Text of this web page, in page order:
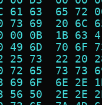
61 63  65 72
73 69  20 6C
00 0B  1B 63
49 6D  70 6F
25 73  22 20
72 65  73 73
69 6F  6E 2E
56 50  2E 2E